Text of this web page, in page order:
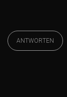
ANTWORTEN